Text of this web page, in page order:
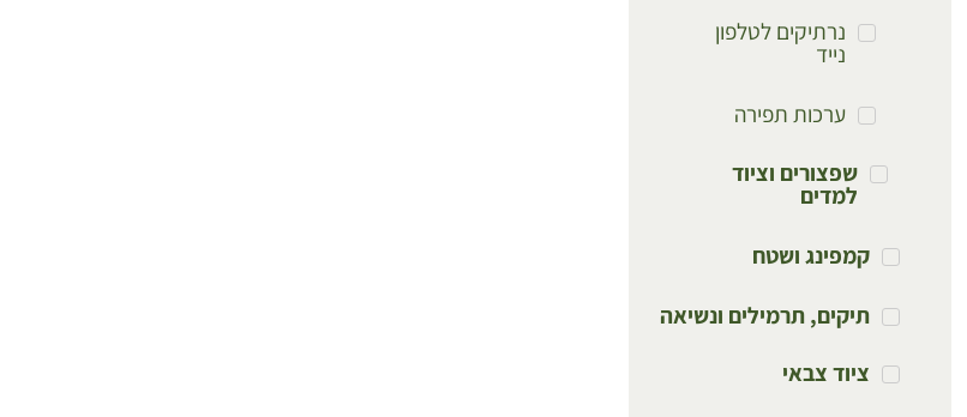
נרתיקים לטלפון
נייד
ערכות תפירה
שפצורים וציוד
למדים
קמפינג ושטח
תיקים, תרמילים ונשיאה
ציוד צבאי